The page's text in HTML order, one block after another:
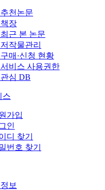
천논문
장
근 본 논문
작물관리
매·신청 현황
비스 사용권한
심 DB
스
가입
인
디 찾기
번호 찾기
보